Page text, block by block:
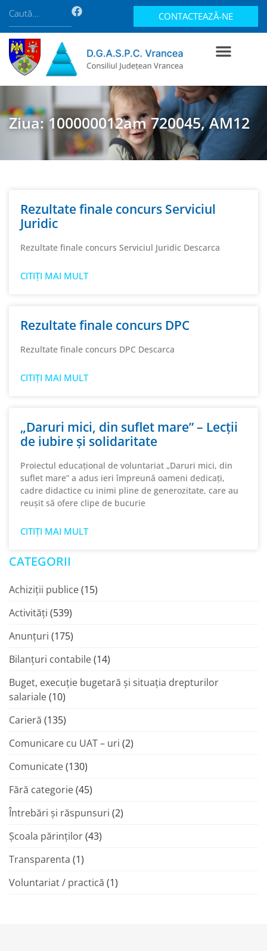
CONTACTEAZĂ-NE
Ziua: 100000012am 720045, AM12
Rezultate finale concurs Serviciul
Juridic
Rezultate finale concurs Serviciul Juridic Descarca
CITIȚI MAI MULT
Rezultate finale concurs DPC
Rezultate finale concurs DPC Descarca
CITIȚI MAI MULT
„Daruri mici, din suflet mare” – Lecții
de iubire și solidaritate
Proiectul educațional de voluntariat „Daruri mici, din
suflet mare” a adus ieri împreună oameni dedicați,
cadre didactice cu inimi pline de generozitate, care au
reușit să ofere clipe de bucurie
CITIȚI MAI MULT
CATEGORII
Achiziții publice(15)
Activități (539)
Anunțuri (175)
Bilanțuri contabile(14)
Buget, execuție bugetară și situația drepturilor
salariale(10)
Carieră (135)
Comunicare cu UAT – uri (2)
Comunicate(130)
Fără categorie(45)
Întrebări și răspunsuri (2)
Şcoala părinţilor(43)
Transparenta (1)
Voluntariat / practică (1)